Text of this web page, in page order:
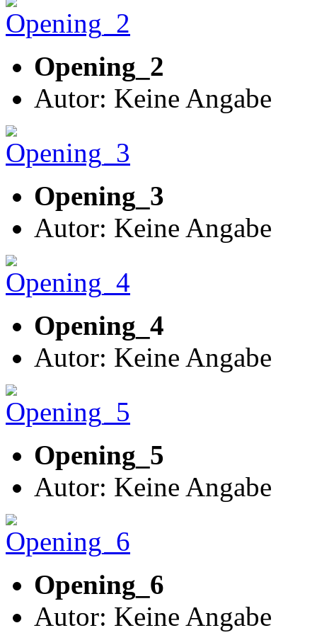
Opening_2
Autor: Keine Angabe
Opening_3
Autor: Keine Angabe
Opening_4
Autor: Keine Angabe
Opening_5
Autor: Keine Angabe
Opening_6
Autor: Keine Angabe